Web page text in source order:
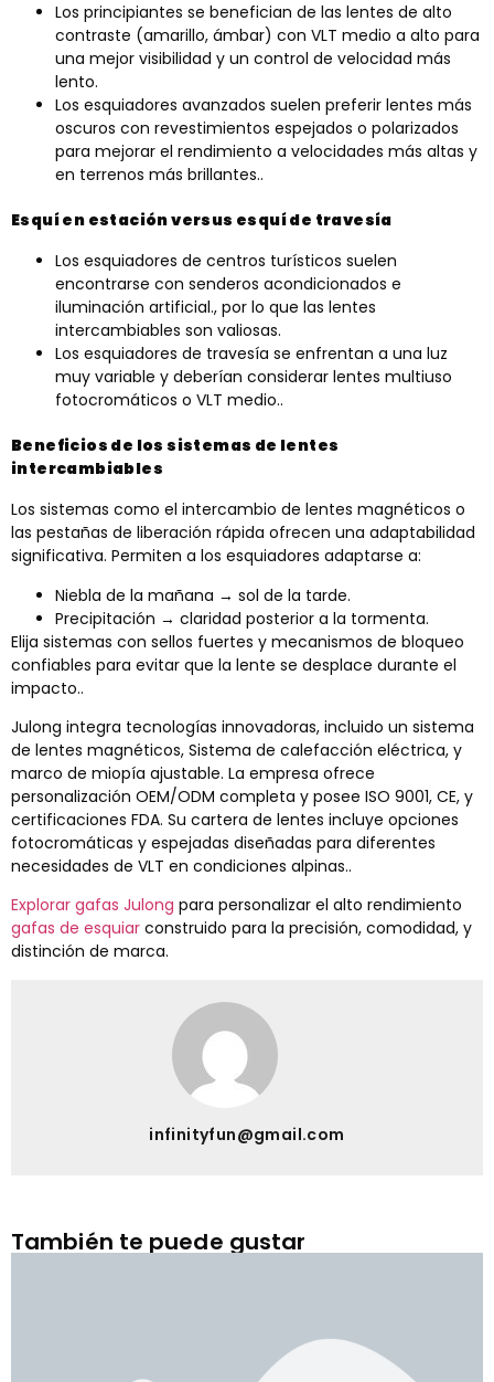
Los principiantes se benefician de las lentes de alto
contraste (amarillo, ámbar) con VLT medio a alto para
una mejor visibilidad y un control de velocidad más
lento.
Los esquiadores avanzados suelen preferir lentes más
oscuros con revestimientos espejados o polarizados
para mejorar el rendimiento a velocidades más altas y
en terrenos más brillantes..
Esquí en estación versus esquí de travesía
Los esquiadores de centros turísticos suelen
encontrarse con senderos acondicionados e
iluminación artificial., por lo que las lentes
intercambiables son valiosas.
Los esquiadores de travesía se enfrentan a una luz
muy variable y deberían considerar lentes multiuso
fotocromáticos o VLT medio..
Beneficios de los sistemas de lentes
intercambiables
Los sistemas como el intercambio de lentes magnéticos o
las pestañas de liberación rápida ofrecen una adaptabilidad
significativa. Permiten a los esquiadores adaptarse a:
Niebla de la mañana → sol de la tarde.
Precipitación → claridad posterior a la tormenta.
Elija sistemas con sellos fuertes y mecanismos de bloqueo
confiables para evitar que la lente se desplace durante el
impacto..
Julong integra tecnologías innovadoras, incluido un sistema
de lentes magnéticos, Sistema de calefacción eléctrica, y
marco de miopía ajustable. La empresa ofrece
personalización OEM/ODM completa y posee ISO 9001, CE, y
certificaciones FDA. Su cartera de lentes incluye opciones
fotocromáticas y espejadas diseñadas para diferentes
necesidades de VLT en condiciones alpinas..
Explorar gafas Julong para personalizar el alto rendimiento
gafas de esquiar construido para la precisión, comodidad, y
distinción de marca.
infinityfun@gmail.com
También te puede gustar